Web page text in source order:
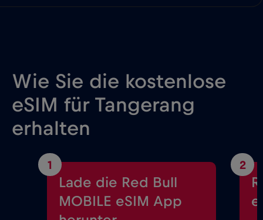
Wie Sie die kostenlose
eSIM für Tangerang
erhalten
1
Lade die Red Bull
MOBILE eSIM App
2